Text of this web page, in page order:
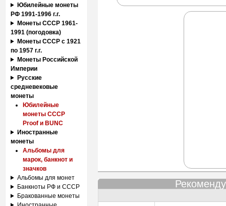
Юбилейные монеты
РФ 1991-1996 г.г.
Монеты СССР 1961-
1991 (погодовка)
Монеты СССР с 1921
по 1957 г.г.
Монеты Российской
Империи
Русские
средневековые
монеты
Юбилейные
монеты СССР
Proof и BUNC
Иностранные
монеты
Альбомы для
марок, банкнот и
значков
Альбомы для монет
Банкноты РФ и СССР
Бракованные монеты